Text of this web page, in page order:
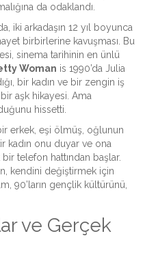
da odaklandı.
iki arkadaşın 12 yıl boyunca
birbirlerine kavuşması . Bu
sinema tarihinin en ünlü
Woman is 1990’da Julia
bir kadın ve bir zengin iş
aşk hikayesi . Ama
hissetti.
erkek, eşi ölmüş, oğlunun
kadın onu duyar ve ona
telefon hattından başlar.
kendini değiştirmek için
90’ların gençlik kültürünü,
ve Gerçek